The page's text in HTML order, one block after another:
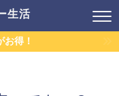
生活
得！